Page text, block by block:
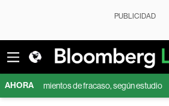
PUBLICIDAD
AHORA de fracaso, según estudio